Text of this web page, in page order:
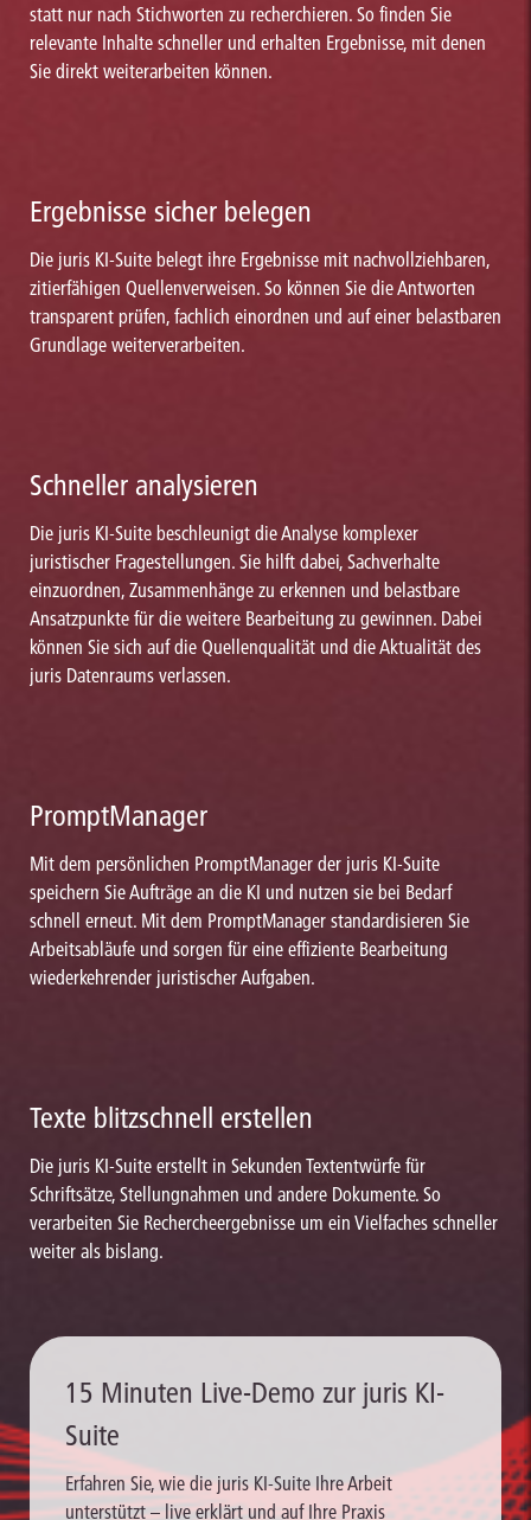
statt nur nach Stichworten zu recherchieren. So finden Sie
relevante Inhalte schneller und erhalten Ergebnisse, mit denen
Sie direkt weiterarbeiten können.
Ergebnisse sicher belegen
Die juris KI-Suite belegt ihre Ergebnisse mit nachvollziehbaren,
zitierfähigen Quellenverweisen. So können Sie die Antworten
transparent prüfen, fachlich einordnen und auf einer belastbaren
Grundlage weiterverarbeiten.
Schneller analysieren
Die juris KI-Suite beschleunigt die Analyse komplexer
juristischer Fragestellungen. Sie hilft dabei, Sachverhalte
einzuordnen, Zusammenhänge zu erkennen und belastbare
Ansatzpunkte für die weitere Bearbeitung zu gewinnen. Dabei
können Sie sich auf die Quellenqualität und die Aktualität des
juris Datenraums verlassen.
PromptManager
Mit dem persönlichen PromptManager der juris KI-Suite
speichern Sie Aufträge an die KI und nutzen sie bei Bedarf
schnell erneut. Mit dem PromptManager standardisieren Sie
Arbeitsabläufe und sorgen für eine effiziente Bearbeitung
wiederkehrender juristischer Aufgaben.
Texte blitzschnell erstellen
Die juris KI-Suite erstellt in Sekunden Textentwürfe für
Schriftsätze, Stellungnahmen und andere Dokumente. So
verarbeiten Sie Rechercheergebnisse um ein Vielfaches schneller
weiter als bislang.
15 Minuten Live-Demo zur juris KI-
Suite
Erfahren Sie, wie die juris KI-Suite Ihre Arbeit
unterstützt – live erklärt und auf Ihre Praxis